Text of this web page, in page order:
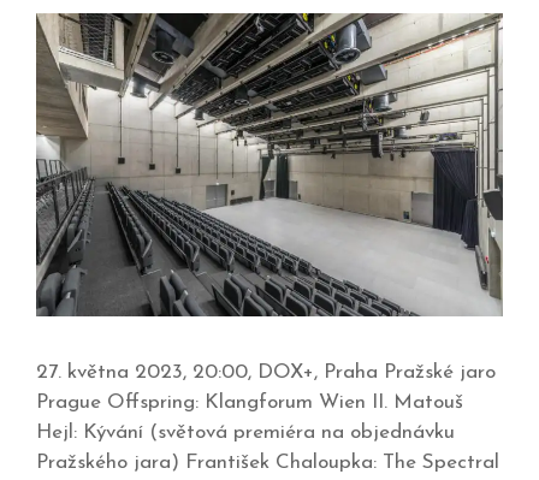
27. května 2023, 20:00, DOX+, Praha Pražské jaro
Prague Offspring: Klangforum Wien II. Matouš
Hejl: Kývání (světová premiéra na objednávku
Pražského jara) František Chaloupka: The Spectral